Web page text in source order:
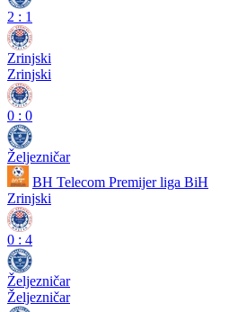
2 : 1
Zrinjski
Zrinjski
0 : 0
Željezničar
BH Telecom Premijer liga BiH
Zrinjski
0 : 4
Željezničar
Željezničar